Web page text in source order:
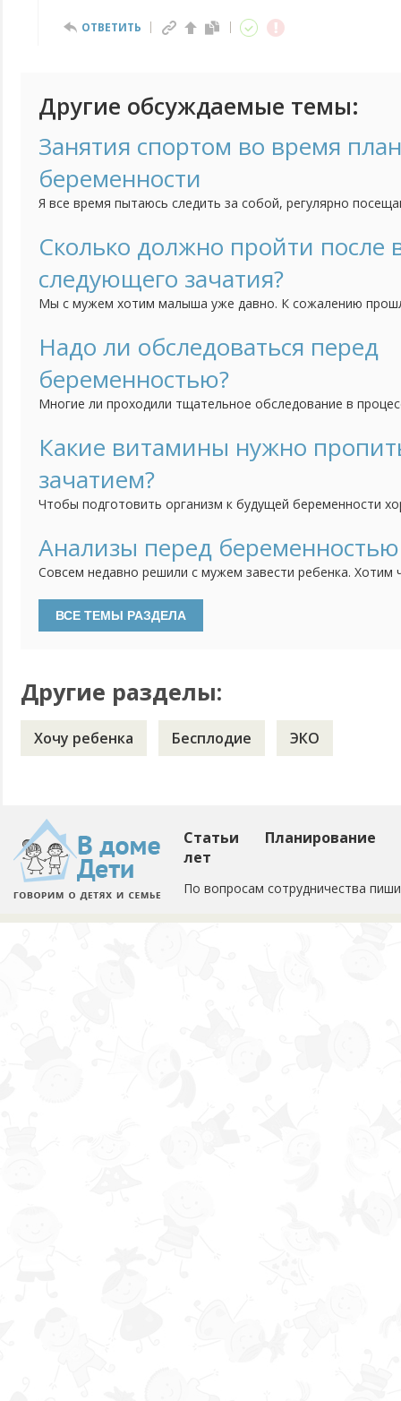
ОТВЕТИТЬ
Другие обсуждаемые темы:
Занятия спортом во время
беременности
Я все время пытаюсь следить за собой, регулярно
вести такой образ жизни если я пытаюсь забеременеть?
еще до того как я узнаю, что я беременна?
Сколько должно пройти
следующего зачатия?
Мы с мужем хотим малыша уже давно. К сожалению
считаете когда нам можно начинать пробовать снова?
Надо ли обследоваться перед
беременностью?
Многие ли проходили тщательное обследование в
практически здоровых людей без особых вредных
одной стороны, можно подстраховаться. Но с другой,
без...
Какие витамины нужно
зачатием?
Чтобы подготовить организм к будущей беременности
лучше подходят для этой цели? есть витамины для
видела комплексов для планирующих беременность.
вообще?
Анализы перед беременностью
Совсем недавно решили с мужем завести ребенка. Хотим
сдать мне и мужу для того чтобы удостовериться что
здорового и целого малыша? И также можно ли их
Другие разделы:
Хочу ребенка Бесплодие ЭКО
Статьи
Планирование
лет
По вопросам сотрудничества